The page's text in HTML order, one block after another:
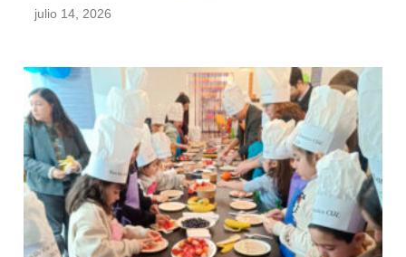
julio 14, 2026